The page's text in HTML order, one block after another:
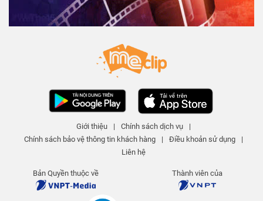
Giới thiệu | Chính sách dịch vụ
|
Chính sách bảo vệ thông tin khách hàng
| Điều khoản sử dụng
|
Liên hệ
Bản Quyền thuộc về Thành viên của